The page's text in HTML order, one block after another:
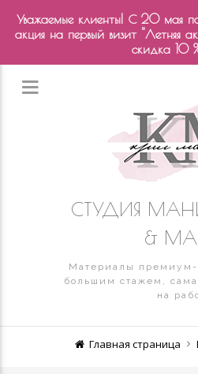
СТУДИЯ
&
Материалы премиум-
большим стажем,
на
Главная страница
Уважаемые клиенты! С 20 мая по
акция на первый визит "Летняя
скидка 10